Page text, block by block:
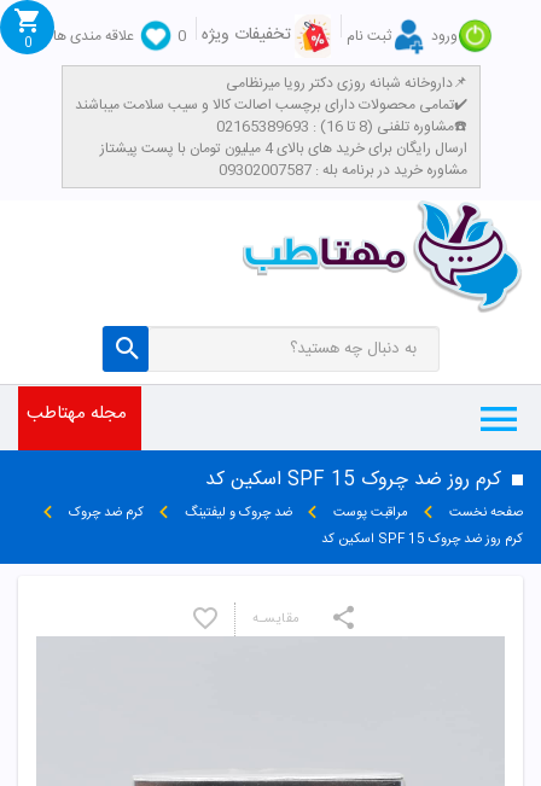
ورود ثبت نام تخفیفات ویژه 0
علاقه مندی ها
داروخانه شبانه روزی دکتر رویا میرنظامی📌
تمامی محصولات دارای برچسب اصالت کالا و سیب سلامت میباشند✔️
مشاوره تلفنی (8 تا 16) : 02165389693☎️
​ارسال رایگان برای خرید های بالای 4 میلیون تومان با پست پیشتاز
مشاوره خرید در برنامه بله : 09302007587
0
مجله مهتاطب
کرم روز ضد چروک SPF 15 اسکین کد
صفحه نخست مراقبت پوست ضد چروک و لیفتینگ
کرم ضد چروک
کرم روز ضد چروک SPF 15 اسکین کد
مقایسـه